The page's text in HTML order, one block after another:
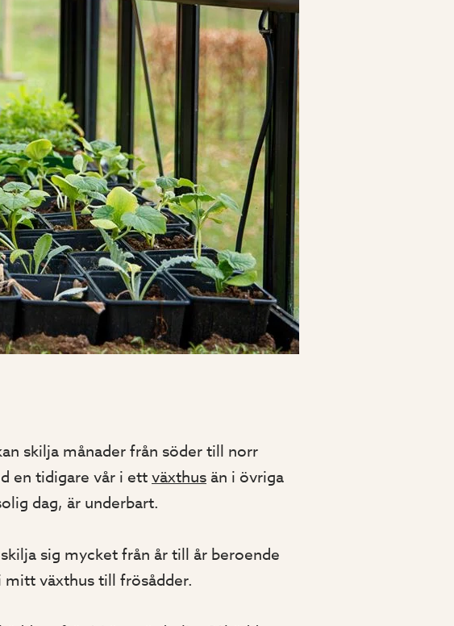
skilja månader från söder till norr
en tidigare vår i ettväxthus än i övriga
dag, är underbart.
sig mycket från år till år beroende
mitt växthus till frösådder.